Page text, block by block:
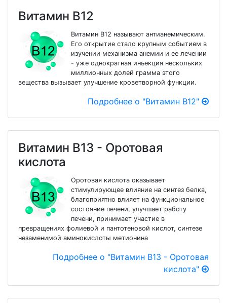
Витамин В12
Витамин В12 называют антианемическим.
Его открытие стало крупным событием в
изучении механизма анемии и ее лечении
- уже однократная инъекция нескольких
миллионных долей грамма этого
вещества вызывает улучшение кроветворной функции.
Подробнее о "Витамин В12"
Витамин В13 - Оротовая
кислота
Оротовая кислота оказывает
стимулирующее влияние на синтез белка,
благоприятно влияет на функциональное
состояние печени, улучшает работу
печени, принимает участие в
превращениях фолиевой и пантотеновой кислот, синтезе
незаменимой аминокислоты метионина
Подробнее о "Витамин В13 - Оротовая
кислота"